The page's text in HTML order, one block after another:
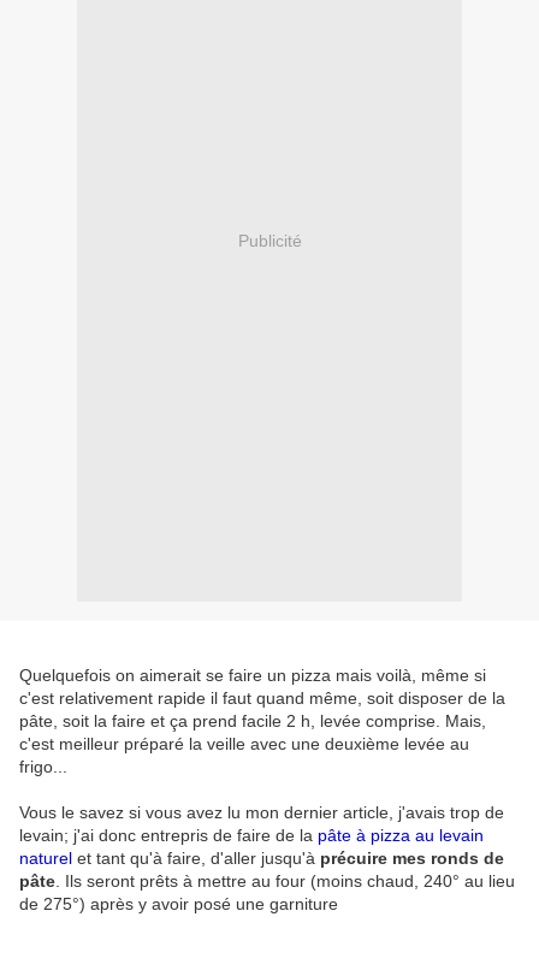
Publicité
Quelquefois on aimerait se faire un pizza mais voilà, même si
c'est relativement rapide il faut quand même, soit disposer de la
pâte, soit la faire et ça prend facile 2 h, levée comprise. Mais,
c'est meilleur préparé la veille avec une deuxième levée au
frigo...
Vous le savez si vous avez lu mon dernier article, j'avais trop de
levain; j'ai donc entrepris de faire de la pâte à pizza au levain
naturel et tant qu'à faire, d'aller jusqu'à précuire mes ronds de
pâte . Ils seront prêts à mettre au four (moins chaud, 240° au lieu
de 275°) après y avoir posé une garniture